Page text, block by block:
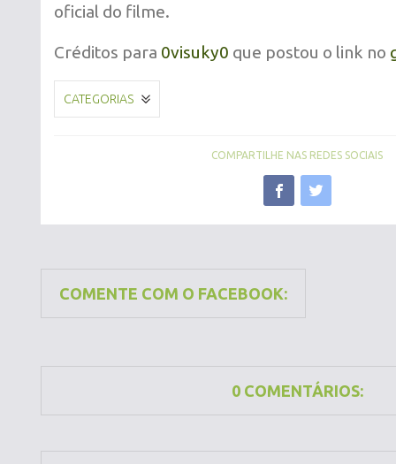
oficial do filme.
Créditos para 0visuky0 que postou o link no
CATEGORIAS
COMPARTILHE NAS REDES SOCIAIS
COMENTE COM O FACEBOOK:
0 COMENTÁRIOS: